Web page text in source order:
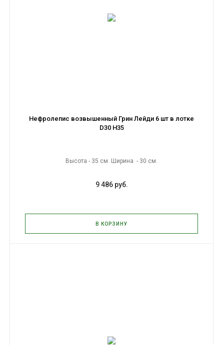
Нефролепис возвышенный Грин Лейди 6 шт в лотке
D30 H35
Высота - 35 см. Ширина - 30 см.
9 486 руб.
В КОРЗИНУ